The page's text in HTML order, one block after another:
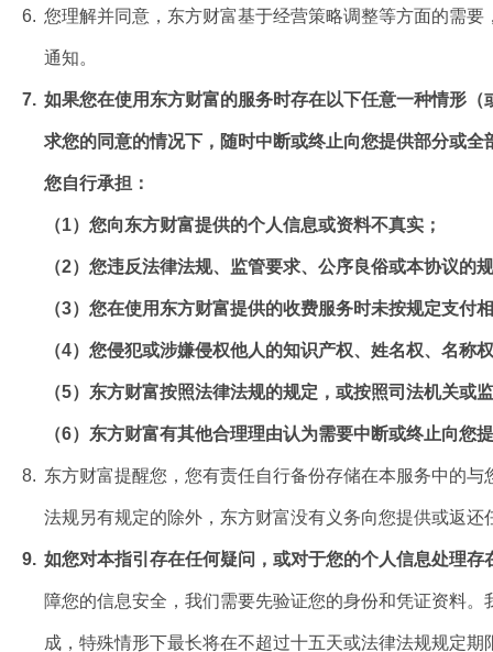
6. 您理解并同意，东方财富基于经营策略调整等方面的需
通知。
7. 如果您在使用东方财富的服务时存在以下任意一种情形
求您的同意的情况下，随时中断或终止向您提供部分或
您自行承担：
（1）您向东方财富提供的个人信息或资料不真实；
（2）您违反法律法规、监管要求、公序良俗或本协议的
（3）您在使用东方财富提供的收费服务时未按规定支付
（4）您侵犯或涉嫌侵权他人的知识产权、姓名权、名
（5）东方财富按照法律法规的规定，或按照司法机关或
（6）东方财富有其他合理理由认为需要中断或终止向您
8. 东方财富提醒您，您有责任自行备份存储在本服务中的
法规另有规定的除外，东方财富没有义务向您提供或返还
9. 如您对本指引存在任何疑问，或对于您的个人信息处理
障您的信息安全，我们需要先验证您的身份和凭证资料
成，特殊情形下最长将在不超过十五天或法律法规规定